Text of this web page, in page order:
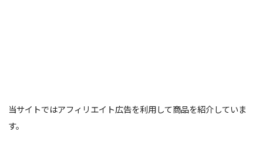
当サイトではアフィリエイト広告を利用して商品を紹介していま
す。